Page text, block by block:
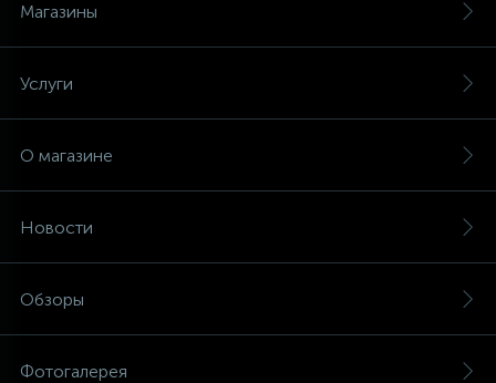
Магазины
Услуги
О магазине
Новости
Обзоры
Фотогалерея